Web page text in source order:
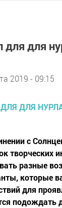
для для
2019 - 09:15
с
творческих
разные
которые
для
подождать